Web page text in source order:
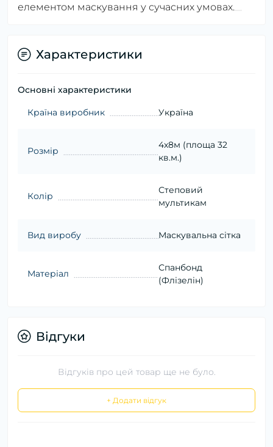
елементом маскування у сучасних умовах.
Характеристики
Основні характеристики
Країна виробник Україна
Розмір
4х8м (площа 32
кв.м.)
Колір
Степовий
мультикам
Вид виробу Маскувальна сітка
Матеріал
Спанбонд
(Флізелін)
Відгуки
Відгуків про цей товар ще не було.
+ Додати відгук